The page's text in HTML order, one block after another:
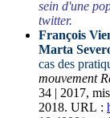
sein d'une
twitter.
François
Marta
cas des
mouvement
34 | 2017,
2018. URL :